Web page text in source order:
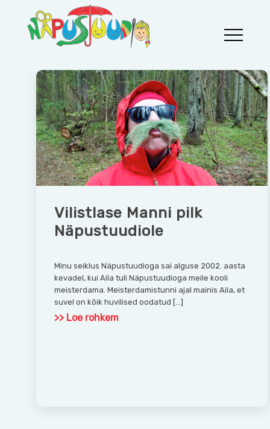
content
Aila Näpustuudio
Aila Näpustuudio
Vilistlase Manni pilk
Näpustuudiole
Minu seiklus Näpustuudioga sai alguse 2002. aasta
kevadel, kui Aila tuli Näpustuudioga meile kooli
meisterdama. Meisterdamistunni ajal mainis Aila, et
suvel on kõik huvilised oodatud […]
>> Loe rohkem